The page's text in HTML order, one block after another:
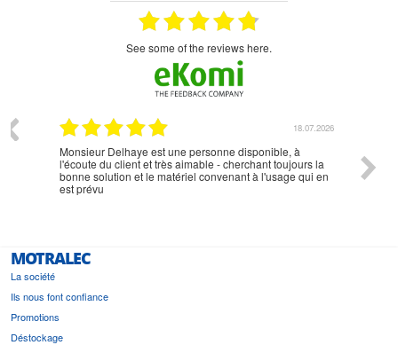
see some of the reviews here.
18.07.2026
Monsieur Delhaye est une personne disponible, à
l'écoute du client et très aimable - cherchant toujours la
bonne solution et le matériel convenant à l'usage qui en
est prévu
MOTRALEC
La société
Ils nous font confiance
Promotions
Déstockage